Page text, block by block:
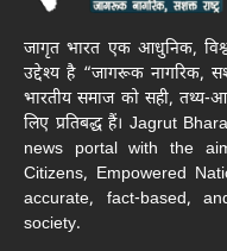
जागृत भारत एक आधुनिक,
उद्देश्य है “जागरूक नागरिक,
भारतीय समाज को सही, तथ्य-
लिए प्रतिबद्ध हैं। Jagrut
news portal with the
Citizens, Empowered
accurate, fact-based,
society.